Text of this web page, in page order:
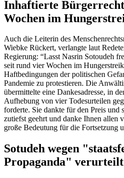
Inhaftierte
Wochen im
Auch die Leiterin des
Wiebke Rückert, verlangte laut
Regierung: “Lasst Nasrin Sotoudeh
seit rund vier Wochen im
Haftbedingungen der politischen
Pandemie zu protestieren. Die
übermittelte eine Dankesadresse, in
Aufhebung von vier Todesurteilen
forderte. Sie dankte für den Preis und
zutiefst geehrt und danke Ihnen allen
große Bedeutung für die Fortsetzung
Sotudeh wegen
Propaganda" verurteilt